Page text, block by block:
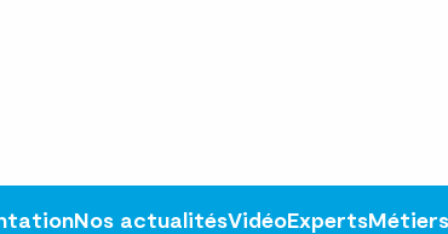
Nos actualitésVidéoExpertsMétiers